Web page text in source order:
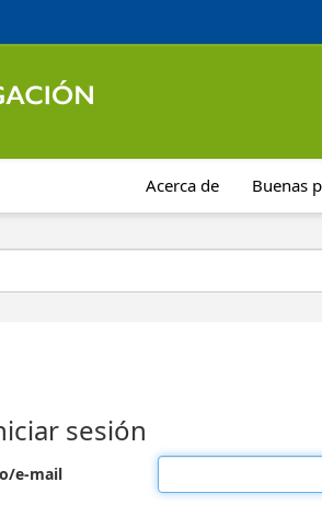
Acerca de Buenas
sesión
e-mail